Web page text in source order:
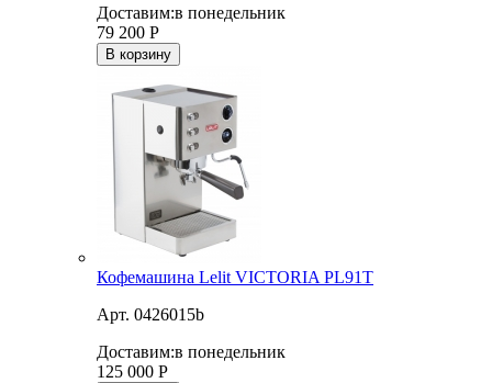
Доставим:в понедельник
79 200 Р
В корзину
Кофемашина Lelit VICTORIA PL91T
Арт. 0426015b
Доставим:в понедельник
125 000 Р